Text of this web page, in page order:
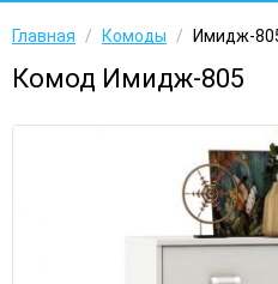
Главная / Комоды / Имидж-
Комод Имидж-805